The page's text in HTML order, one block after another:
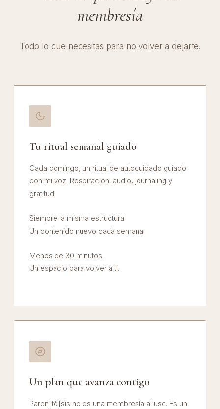
membresía
Todo lo que necesitas para no volver a dejarte.
Tu ritual semanal guiado
Cada domingo, un ritual de autocuidado guiado
con mi voz. Respiración, audio, journaling y
gratitud.
Siempre la misma estructura.
Un contenido nuevo cada semana.
Menos de 30 minutos.
Un espacio para volver a ti.
Un plan que avanza contigo
Paren[té]sis no es una membresía al uso. Es un